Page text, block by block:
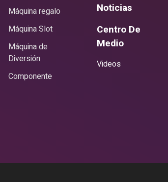
Máquina regalo
Máquina Slot
Máquina de
Diversión
Componente
Noticias
Centro De
Medio
Videos